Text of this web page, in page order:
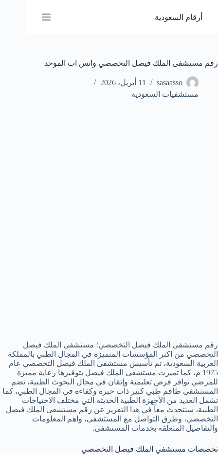
المحتوى
أرقام السعودية
رقم مستشفى الملك فيصل التخصصي واتس اب الموحد
sasaasso
11 أبريل، 2026
مستشفيات السعودية
رقم مستشفى الملك فيصل التخصصي؛ مستشفى الملك فيصل
التخصصي من اكثر المؤسسات المتميزة في المجال الطبي بالمملكة
العربية السعودية، تم تأسيس مستشفى الملك فيصل التخصصي عام
1975 م، كما تميزت مستشفى الملك فيصل بتوفيرها رعاية مميزة
للمرضي توافر فرص تعليمية وإتقان في مجال البحوث الطبية، تضم
المستشفى طاقم طبي كبير ذات خبرة وكفاءة في المجال الطبي، كما
تشمل العديد من الأجهزة الطبية الحديثه التي مختلف الاحتياجات
الطبية، سنتحدث معاً في هذا التقرير عن رقم مستشفى الملك فيصل
التخصصي، وطرق التواصل مع المستشفى، واهم المعلومات
والتفاصيل المتعلقه بخدمات المستشفى.
تخصصات مستشفي الملك فيصل التخصصي